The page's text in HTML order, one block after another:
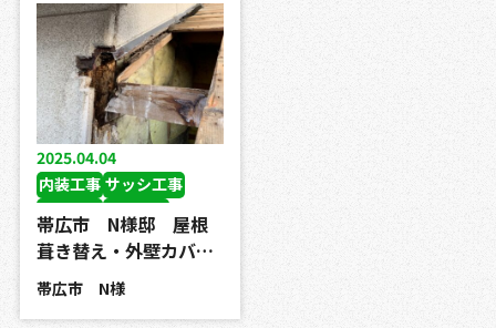
2025.04.04
帯広市 N様邸 屋根
葺き替え・外壁カバ…
帯広市 N様
内装工事 サッシ工事
大工工事 軒天修理
屋根葺き替え工事
板金工事
外壁カバー工事
雨どい工事